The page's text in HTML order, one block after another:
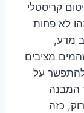
קריסטלי
לא פחות
מדע,
מציבים
להתפשר על
המבנה
כזה